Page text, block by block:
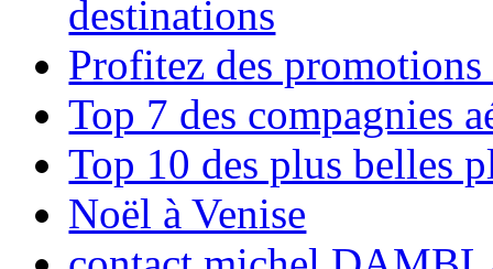
destinations
Profitez des
Top 7 des compagnies
Top 10 des plus belles
Noël à Venise